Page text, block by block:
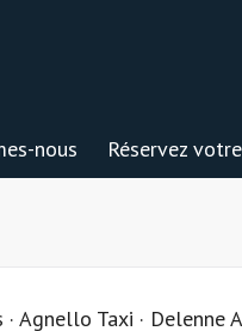
nous Réservez
Agnello Taxi · Delenne